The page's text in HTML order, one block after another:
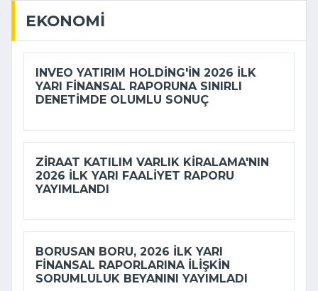
EKONOMI
INVEO YATIRIM HOLDING'IN 2026 ILK
YARI FINANSAL RAPORUNA SINIRLI
DENETIMDE OLUMLU SONUÇ
ZIRAAT KATILIM VARLIK KIRALAMA'NIN
2026 ILK YARI FAALIYET RAPORU
YAYIMLANDI
BORUSAN BORU, 2026 ILK YARI
FINANSAL RAPORLARINA ILIŞKIN
SORUMLULUK BEYANINI YAYIMLADI